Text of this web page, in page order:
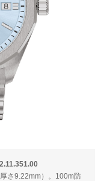
さ9.22mm）。100m防